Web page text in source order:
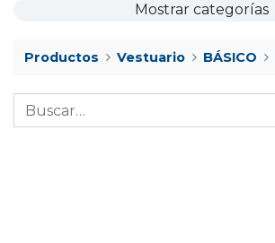
Mostrar categorías
Productos Vestuario BÁSICO